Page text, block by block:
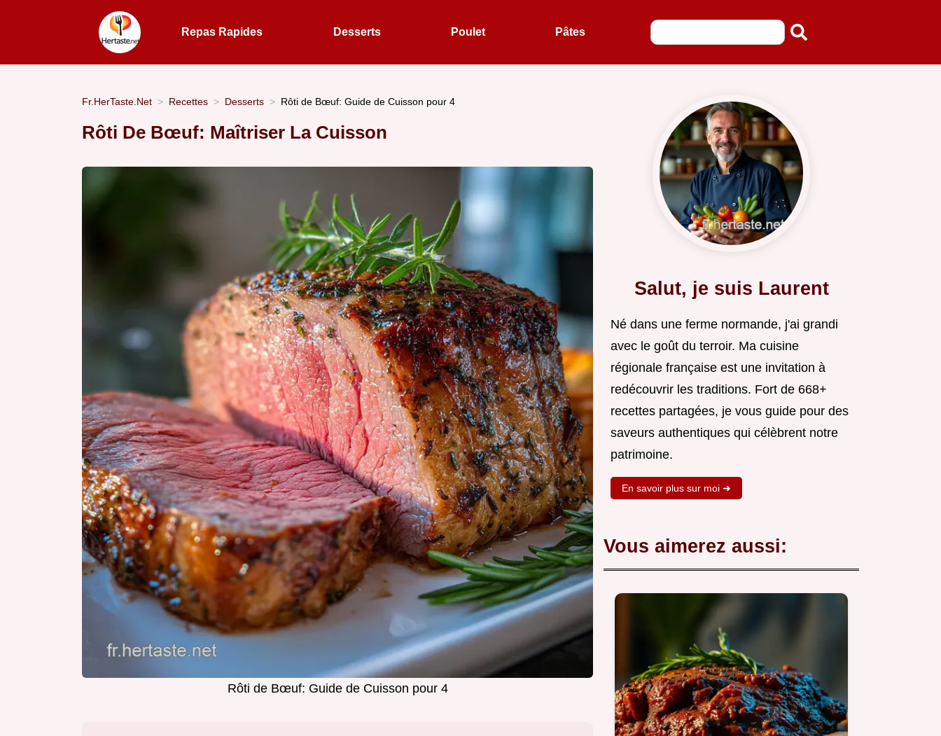
Repas Rapides Desserts Poulet Pâtes
Fr.HerTaste.Net Recettes Desserts Rôti de Bœuf: Guide de Cuisson pour 4
Rôti De Bœuf: Maîtriser La Cuisson
Rôti de Bœuf: Guide de Cuisson pour 4
Salut, je suis Laurent
Né dans une ferme normande, j'ai grandi
avec le goût du terroir. Ma cuisine
régionale française est une invitation à
redécouvrir les traditions. Fort de 668+
recettes partagées, je vous guide pour des
saveurs authentiques qui célèbrent notre
patrimoine.
En savoir plus sur moi ➜
Vous aimerez aussi: